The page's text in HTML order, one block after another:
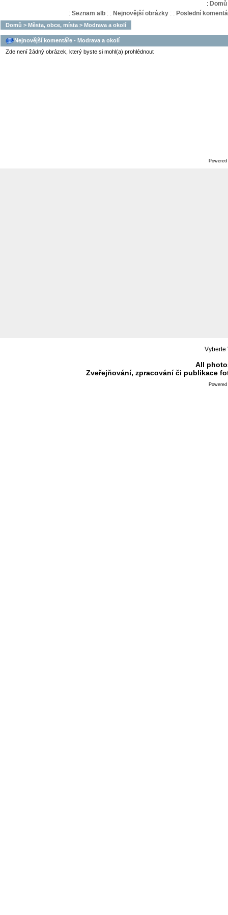
: Domů
: Seznam alb: : Nejnovější obrázky: : Poslední
Domů > Města, obce, místa > Modrava a okolí
Nejnovější komentáře - Modrava a okolí
Zde není žádný obrázek, který byste si mohl(a) prohlédnout
Vyberte
All
Zveřejňování, zpracování či publikace